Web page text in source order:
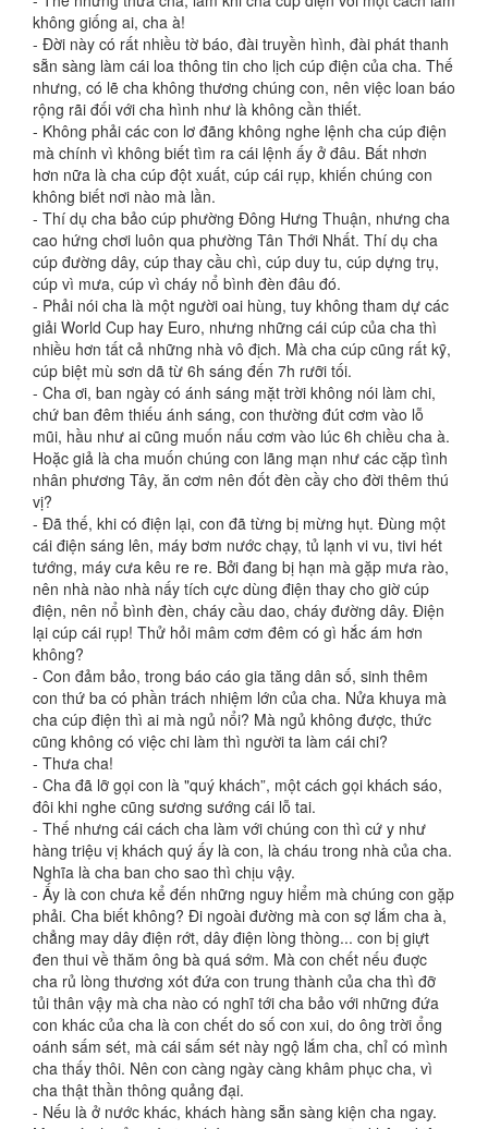
không giống ai, cha à!
- Đời này có rất nhiều tờ báo, đài truyền hình, đài phát thanh
sẵn sàng làm cái loa thông tin cho lịch cúp điện của cha. Thế
nhưng, có lẽ cha không thương chúng con, nên việc loan báo
rộng rãi đối với cha hình như là không cần thiết.
- Không phải các con lơ đãng không nghe lệnh cha cúp điện
mà chính vì không biết tìm ra cái lệnh ấy ở đâu. Bất nhơn
hơn nữa là cha cúp đột xuất, cúp cái rụp, khiến chúng con
không biết nơi nào mà lần.
- Thí dụ cha bảo cúp phường Đông Hưng Thuận, nhưng cha
cao hứng chơi luôn qua phường Tân Thới Nhất. Thí dụ cha
cúp đường dây, cúp thay cầu chì, cúp duy tu, cúp dựng trụ,
cúp vì mưa, cúp vì cháy nổ bình đèn đâu đó.
- Phải nói cha là một người oai hùng, tuy không tham dự các
giải World Cup hay Euro, nhưng những cái cúp của cha thì
nhiều hơn tất cả những nhà vô địch. Mà cha cúp cũng rất kỹ,
cúp biệt mù sơn dã từ 6h sáng đến 7h rưỡi tối.
- Cha ơi, ban ngày có ánh sáng mặt trời không nói làm chi,
chứ ban đêm thiếu ánh sáng, con thường đút cơm vào lỗ
mũi, hầu như ai cũng muốn nấu cơm vào lúc 6h chiều cha à.
Hoặc giả là cha muốn chúng con lãng mạn như các cặp tình
nhân phương Tây, ăn cơm nên đốt đèn cầy cho đời thêm thú
vị?
- Đã thế, khi có điện lại, con đã từng bị mừng hụt. Đùng một
cái điện sáng lên, máy bơm nước chạy, tủ lạnh vi vu, tivi hét
tướng, máy cưa kêu re re. Bởi đang bị hạn mà gặp mưa rào,
nên nhà nào nhà nấy tích cực dùng điện thay cho giờ cúp
điện, nên nổ bình đèn, cháy cầu dao, cháy đường dây. Điện
lại cúp cái rụp! Thử hỏi mâm cơm đêm có gì hắc ám hơn
không?
- Con đảm bảo, trong báo cáo gia tăng dân số, sinh thêm
con thứ ba có phần trách nhiệm lớn của cha. Nửa khuya mà
cha cúp điện thì ai mà ngủ nổi? Mà ngủ không được, thức
cũng không có việc chi làm thì người ta làm cái chi?
- Thưa cha!
- Cha đã lỡ gọi con là "quý khách”, một cách gọi khách sáo,
đôi khi nghe cũng sương sướng cái lỗ tai.
- Thế nhưng cái cách cha làm với chúng con thì cứ y như
hàng triệu vị khách quý ấy là con, là cháu trong nhà của cha.
Nghĩa là cha ban cho sao thì chịu vậy.
- Ấy là con chưa kể đến những nguy hiểm mà chúng con gặp
phải. Cha biết không? Đi ngoài đường mà con sợ lắm cha à,
chẳng may dây điện rớt, dây điện lòng thòng... con bị giựt
đen thui về thăm ông bà quá sớm. Mà con chết nếu đuợc
cha rủ lòng thương xót đứa con trung thành của cha thì đỡ
tủi thân vậy mà cha nào có nghĩ tới cha bảo với những đứa
con khác của cha là con chết do số con xui, do ông trời ổng
oánh sấm sét, mà cái sấm sét này ngộ lắm cha, chỉ có mình
cha thấy thôi. Nên con càng ngày càng khâm phục cha, vì
cha thật thần thông quảng đại.
- Nếu là ở nước khác, khách hàng sẵn sàng kiện cha ngay.